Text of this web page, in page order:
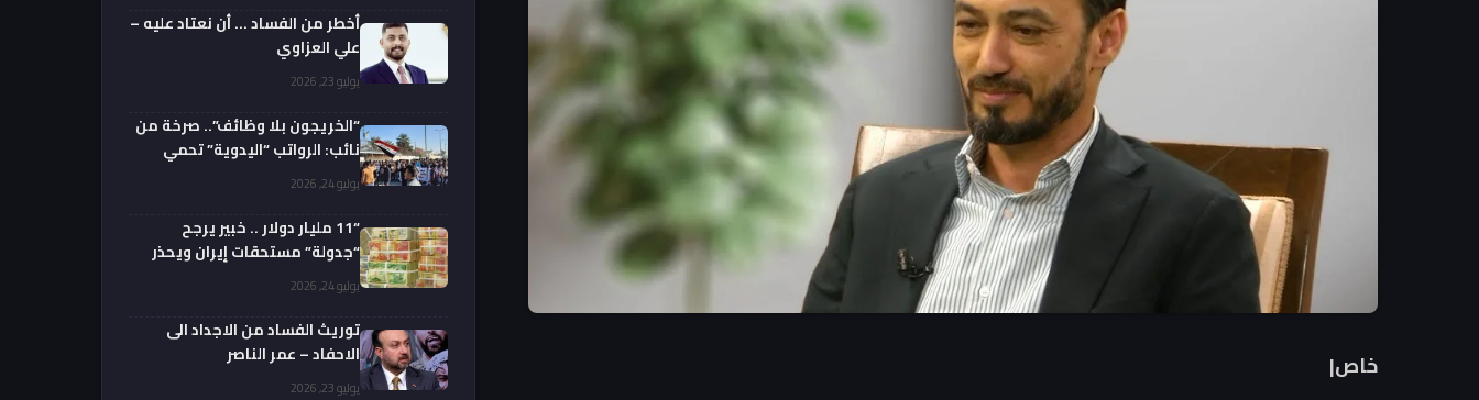
خاص|
أخطر من الفساد … أن نعتاد عليه –
علي العزاوي
يوليو 23, 2026
“الخريجون بلا وظائف”.. صرخة من
نائب: الرواتب “اليدوية” تحمي
الفضائيين!يوليو 24, 2026
“11 مليار دولار .. خبير يرجح
“جدولة” مستحقات إيران ويحذر
من السداد الفورييوليو 24, 2026
توريث الفساد من الاجداد الى
الاحفاد – عمر الناصر
يوليو 23, 2026